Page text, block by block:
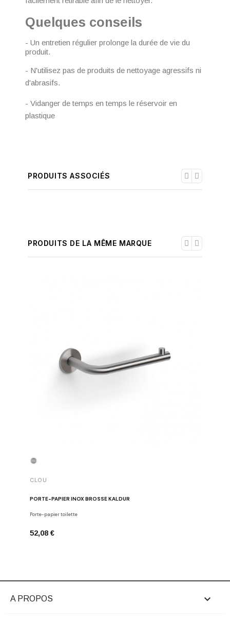
Quelques conseils
- Un entretien régulier prolonge la durée de vie du
produit.
- N'utilisez pas de produits de nettoyage agressifs ni
d'abrasifs.
- Vidanger de temps en temps le réservoir en
plastique
PRODUITS ASSOCIÉS
PRODUITS DE LA MÊME MARQUE
CLOU
PORTE-PAPIER INOX BROSSÉ KALDUR
Porte-papier toilette
52,08 €
A PROPOS 